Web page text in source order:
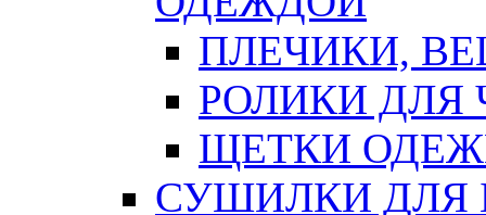
ПЛЕЧИКИ,
РОЛИКИ ДЛЯ
ЩЕТКИ
СУШИЛКИ ДЛЯ